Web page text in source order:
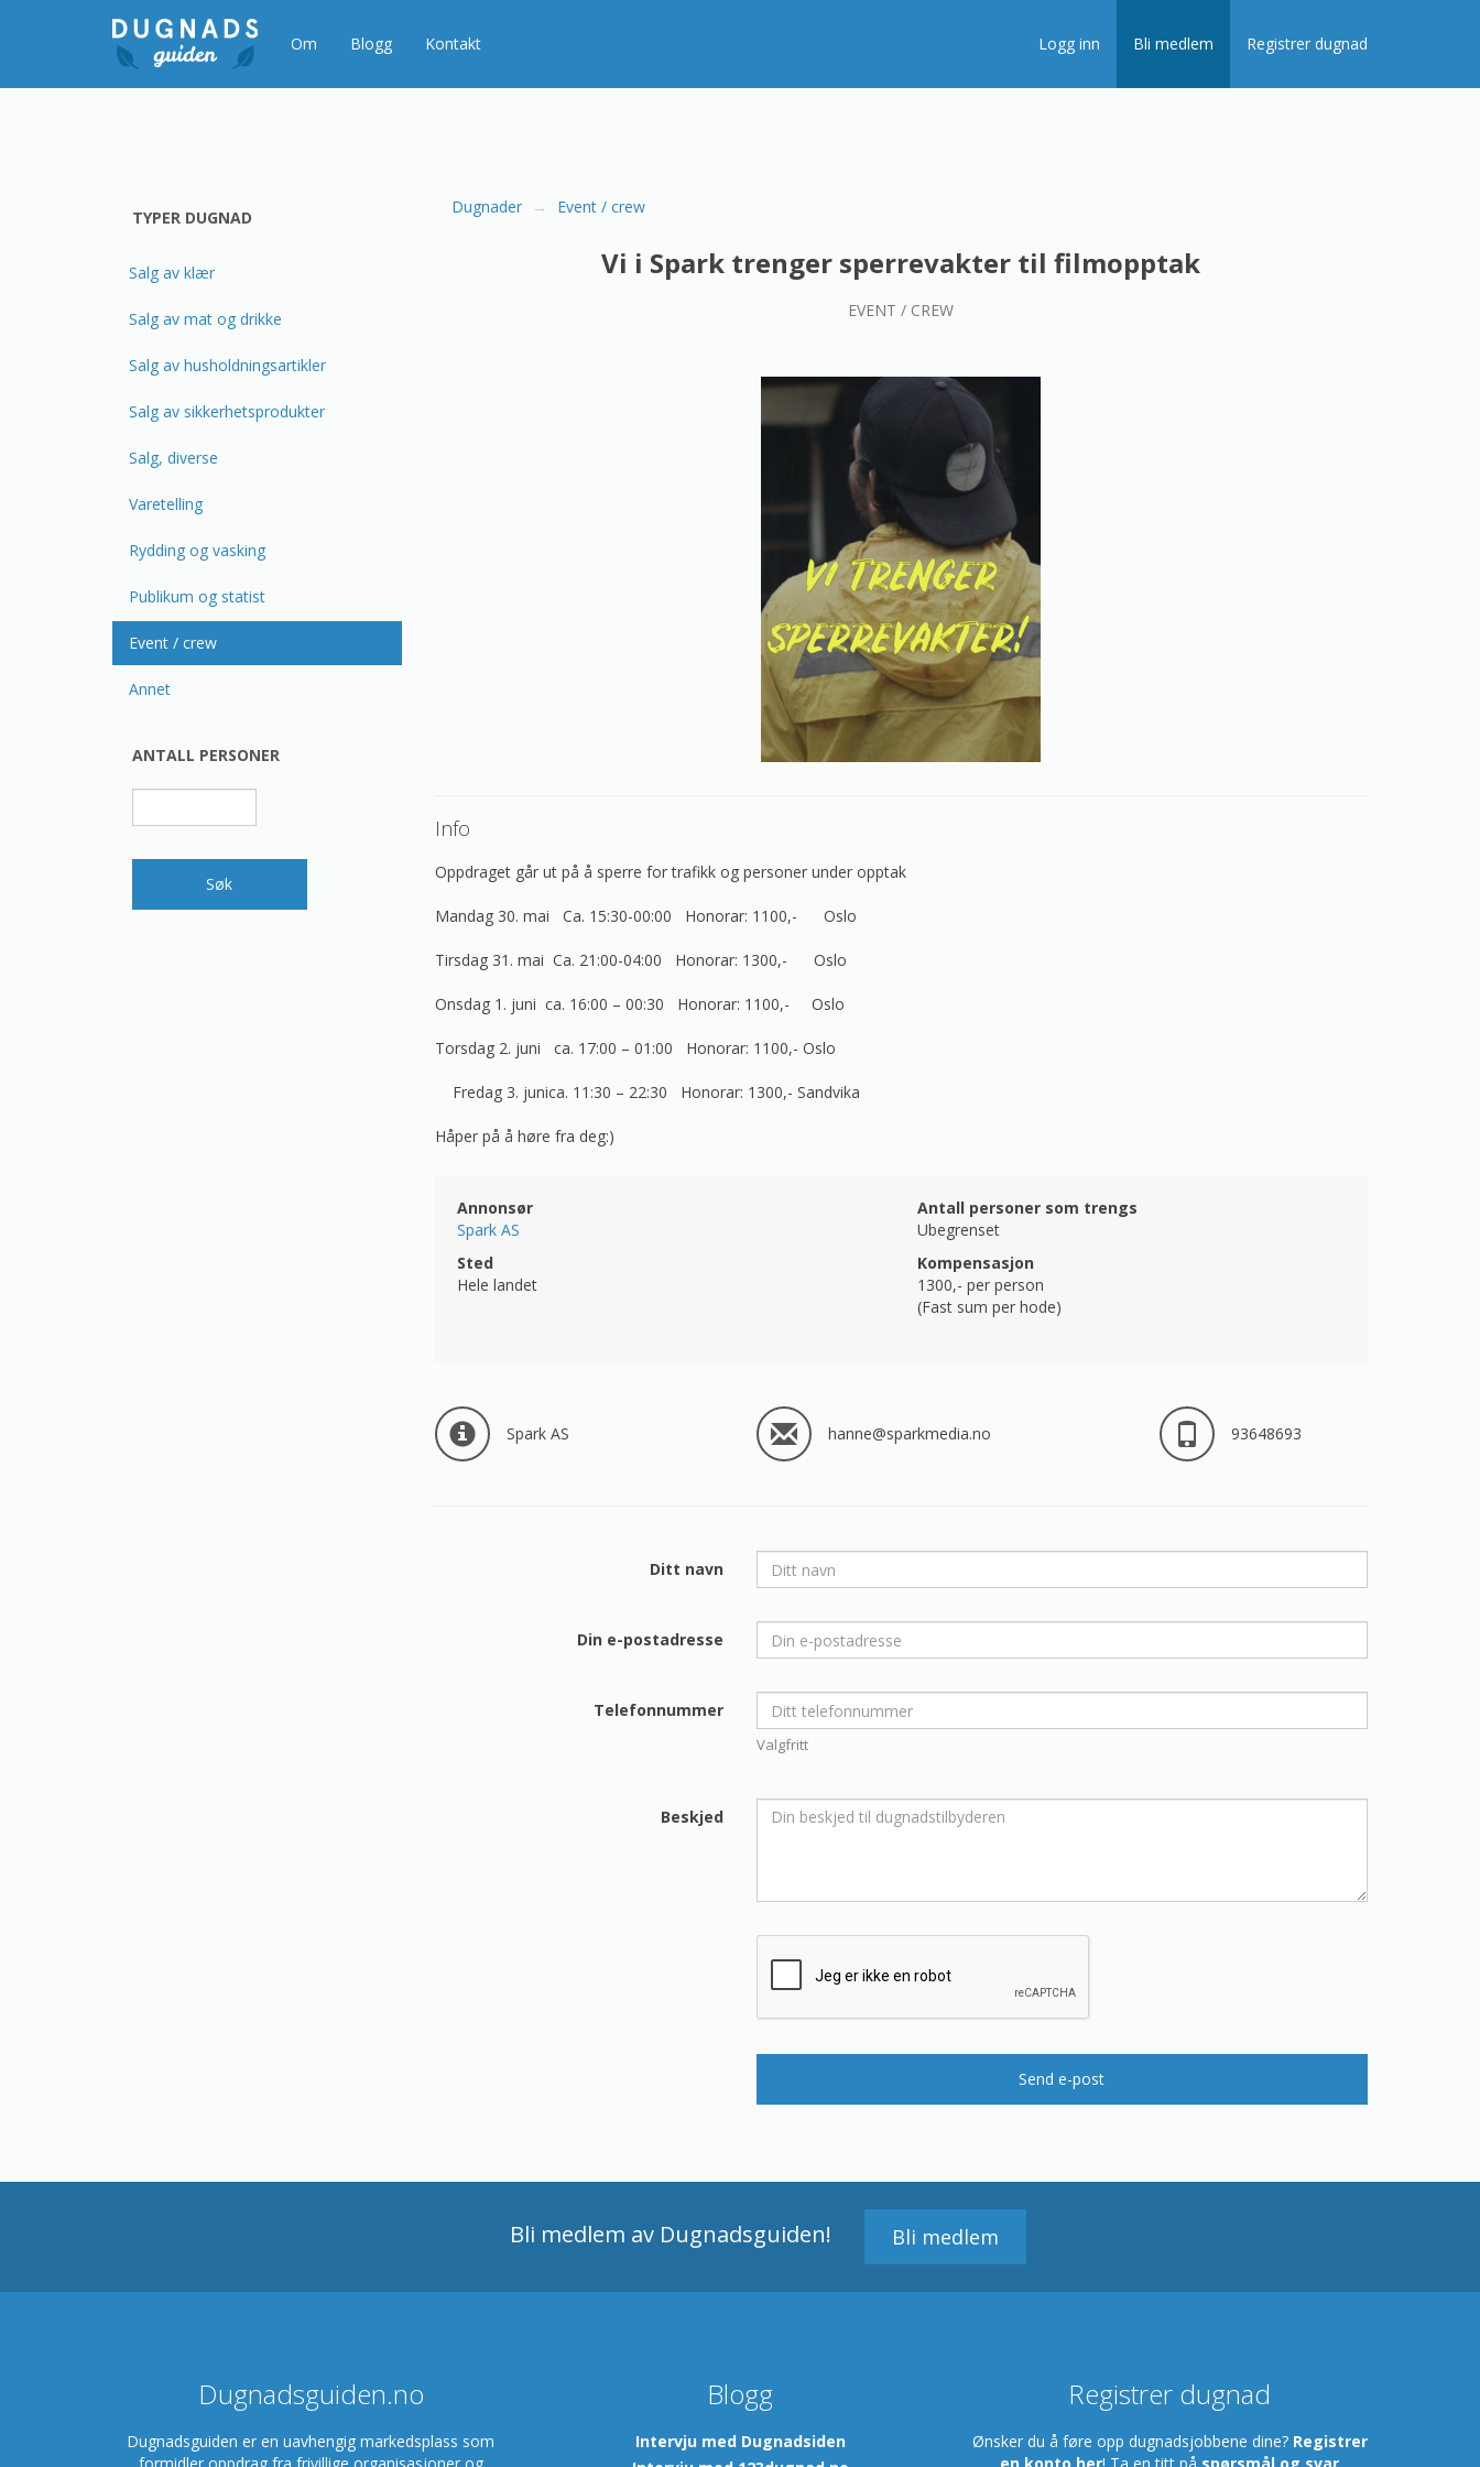
Om Blogg Kontakt Logg inn Bli medlem Registrer dugnad
Dugnader Event / crew
Vi i Spark trenger sperrevakter til filmopptak
EVENT / CREW
Info
Oppdraget går ut på å sperre for trafikk og personer under opptak
Mandag 30. mai Ca. 15:30-00:00 Honorar: 1100,- Oslo
Tirsdag 31. mai Ca. 21:00-04:00 Honorar: 1300,- Oslo
Onsdag 1. juni ca. 16:00 – 00:30 Honorar: 1100,- Oslo
Torsdag 2. juni ca. 17:00 – 01:00 Honorar: 1100,- Oslo
Fredag 3. junica. 11:30 – 22:30 Honorar: 1300,- Sandvika
Håper på å høre fra deg:)
Annonsør
Spark AS
Sted
Hele landet
Antall personer som trengs
Ubegrenset
Kompensasjon
1300,- per person
(Fast sum per hode)
Spark AS hanne@sparkmedia.no 93648693
Ditt navn
Din e-postadresse
Telefonnummer
Valgfritt
Beskjed
Send e-post
TYPER DUGNAD
Salg av klær
Salg av mat og drikke
Salg av husholdningsartikler
Salg av sikkerhetsprodukter
Salg, diverse
Varetelling
Rydding og vasking
Publikum og statist
Event / crew
Annet
ANTALL PERSONER
Bli medlem av Dugnadsguiden! Bli medlem
Dugnadsguiden.no
Dugnadsguiden er en uavhengig markedsplass som
Blogg
Intervju med Dugnadsiden
Registrer dugnad
Ønsker du å føre opp dugnadsjobbene dine? Registrer